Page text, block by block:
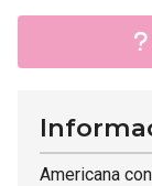
Americana